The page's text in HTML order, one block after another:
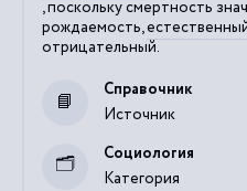
, поскольку смертность
рождаемость,
отрицательный.
Источник
Справочник
Категория
Социология